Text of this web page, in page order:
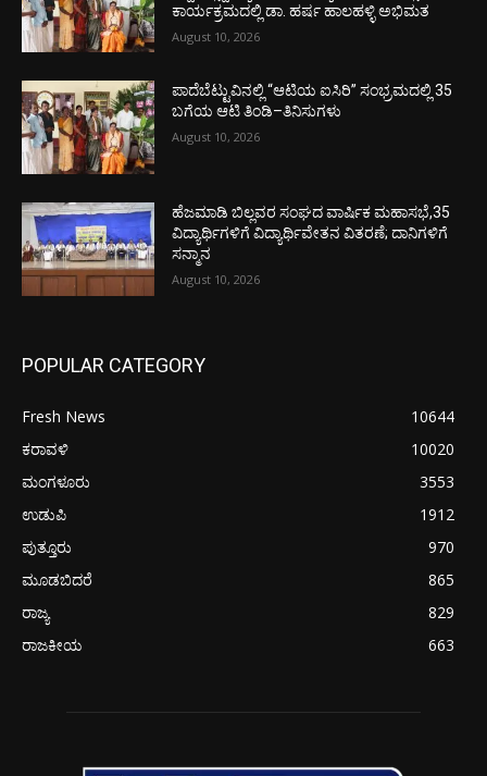
ಕಾರ್ಯಕ್ರಮದಲ್ಲಿ ಡಾ. ಹರ್ಷ ಹಾಲಹಳ್ಳಿ ಅಭಿಮತ
August 10, 2026
ಪಾದೆಬೆಟ್ಟುವಿನಲ್ಲಿ “ಆಟಿಯ ಐಸಿರಿ’’ ಸಂಭ್ರಮದಲ್ಲಿ 35
ಬಗೆಯ ಆಟಿ ತಿಂಡಿ–ತಿನಿಸುಗಳು
August 10, 2026
ಹೆಜಮಾಡಿ ಬಿಲ್ಲವರ ಸಂಘದ ವಾರ್ಷಿಕ ಮಹಾಸಭೆ,35
ವಿದ್ಯಾರ್ಥಿಗಳಿಗೆ ವಿದ್ಯಾರ್ಥಿವೇತನ ವಿತರಣೆ; ದಾನಿಗಳಿಗೆ
ಸನ್ಮಾನ
August 10, 2026
POPULAR CATEGORY
Fresh News
10644
ಕರಾವಳಿ
10020
ಮಂಗಳೂರು
3553
ಉಡುಪಿ
1912
ಪುತ್ತೂರು
970
ಮೂಡಬಿದರೆ
865
ರಾಜ್ಯ
829
ರಾಜಕೀಯ
663